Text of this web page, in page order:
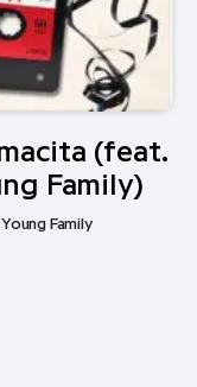
(feat.
Family)
Young Family